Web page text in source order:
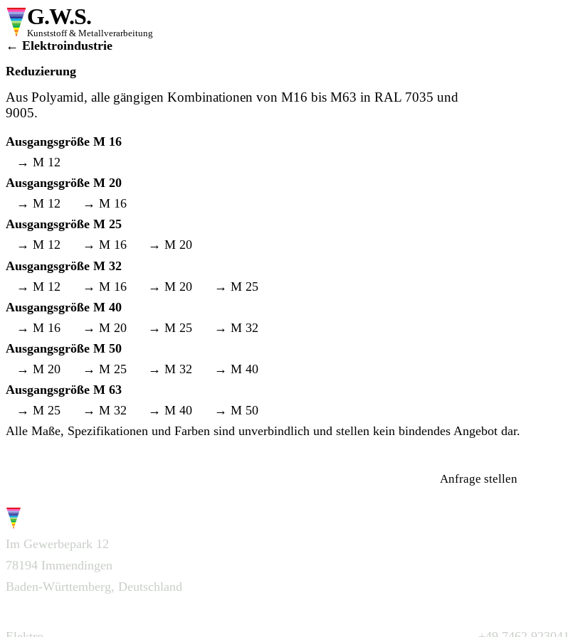
G.W.S.
Kunststoff & Metallverarbeitung
← Elektroindustrie
Reduzierung
Aus Polyamid, alle gängigen Kombinationen von M16 bis M63 in RAL 7035 und
9005.
Ausgangsgröße M 16
→ M 12
Ausgangsgröße M 20
→ M 12
→ M 16
Ausgangsgröße M 25
→ M 12
→ M 16
→ M 20
Ausgangsgröße M 32
→ M 12
→ M 16 → M 20
→ M 25
Ausgangsgröße M 40
→ M 16
→ M 20 → M 25
→ M 32
Ausgangsgröße M 50
→ M 20
→ M 25 → M 32
→ M 40
Ausgangsgröße M 63
→ M 25
→ M 32 → M 40
→ M 50
Alle Maße, Spezifikationen und Farben sind unverbindlich und stellen kein bindendes Angebot dar.
Anfrage stellen
Im Gewerbepark 12
78194 Immendingen
Baden-Württemberg, Deutschland